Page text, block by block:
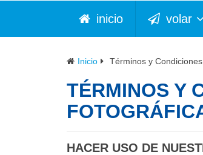
inicio volar
Inicio Términos y
TÉRMINOS Y
HACER USO DE